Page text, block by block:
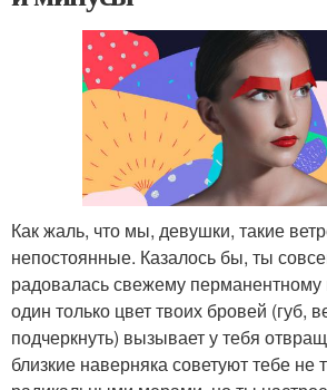
Как жаль, что мы, девушки, такие
непостоянные. Казалось бы, ты
радовалась свежему
один только цвет твоих бровей (губ,
подчеркнуть) вызывает у тебя
близкие наверняка советуют тебе не